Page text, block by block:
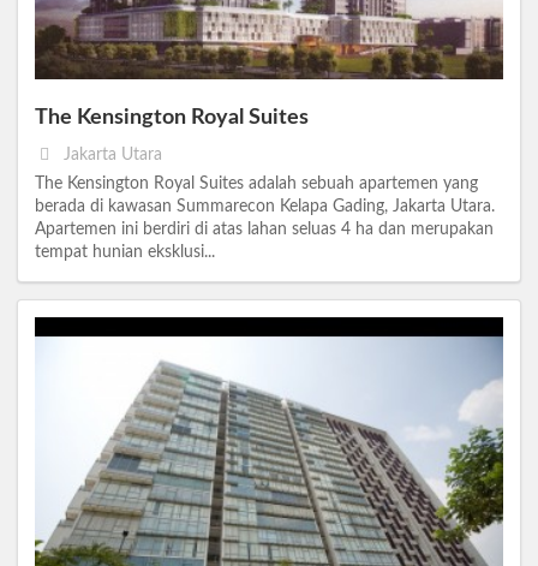
The Kensington Royal Suites
Jakarta Utara
The Kensington Royal Suites adalah sebuah apartemen yang
berada di kawasan Summarecon Kelapa Gading, Jakarta Utara.
Apartemen ini berdiri di atas lahan seluas 4 ha dan merupakan
tempat hunian eksklusi...